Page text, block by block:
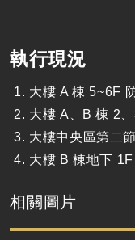
執行現況
大樓 A 棟 5~6F
大樓 A、B 棟 2
大樓中央區第二
大樓 B 棟地下 1F
相關圖片